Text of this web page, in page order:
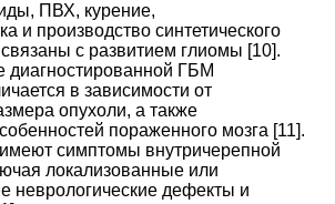
ПВХ, курение,
и производство синтетического
связаны с развитием глиомы [10].
диагностированной ГБМ
в зависимости от
опухоли, а также
пораженного мозга [11].
симптомы внутричерепной
локализованные или
неврологические дефекты и